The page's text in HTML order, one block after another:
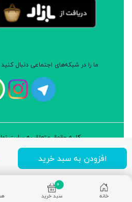
افزودن به سبد خرید
ما را در شبکه‌های اجتماعی دنبال کنید
کلیه حقوق متعلق به سایت
طراحی و توسعه: شرکت داده پردازان سورن
خانه
0
سبد خرید